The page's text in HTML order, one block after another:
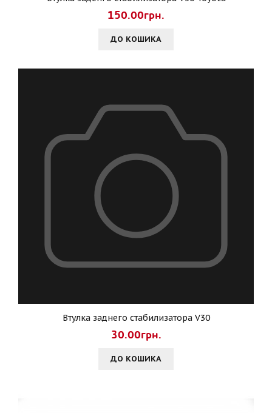
150.00грн.
ДО КОШИКА
Втулка заднего стабилизатора V30
30.00грн.
ДО КОШИКА